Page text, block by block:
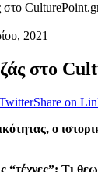
στο
2021
στο
Share on
ο
“τέχνες”; Τι